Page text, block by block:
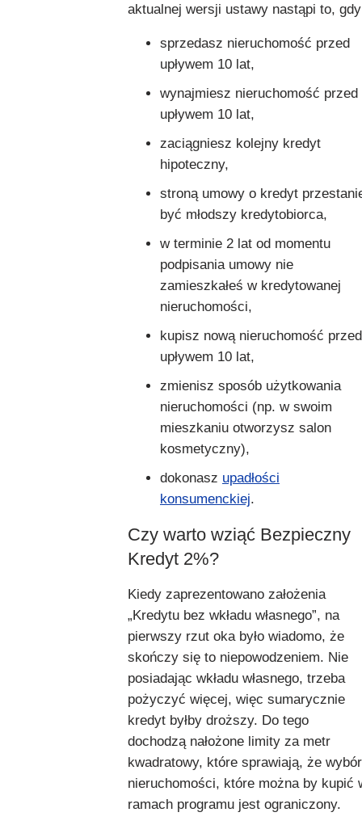
aktualnej wersji ustawy nastąpi to,
sprzedasz nieruchomość przed
upływem 10 lat,
wynajmiesz nieruchomość przed
upływem 10 lat,
zaciągniesz kolejny kredyt
hipoteczny,
stroną umowy o kredyt
być młodszy kredytobiorca,
w terminie 2 lat od momentu
podpisania umowy nie
zamieszkałeś w kredytowanej
nieruchomości,
kupisz nową nieruchomość przed
upływem 10 lat,
zmienisz sposób użytkowania
nieruchomości (np. w swoim
mieszkaniu otworzysz salon
kosmetyczny),
dokonasz upadłości
konsumenckiej.
Czy warto wziąć Bezpieczny
Kredyt 2%?
Kiedy zaprezentowano założenia
„Kredytu bez wkładu własnego”, na
pierwszy rzut oka było wiadomo, że
skończy się to niepowodzeniem. Nie
posiadając wkładu własnego, trzeba
pożyczyć więcej, więc sumarycznie
kredyt byłby droższy. Do tego
dochodzą nałożone limity za metr
kwadratowy, które sprawiają, że wybór
nieruchomości, które można by kupić
ramach programu jest ograniczony.